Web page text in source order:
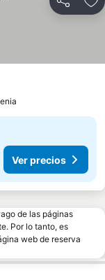
Compartir
Ver precios
de las páginas
Por lo tanto, es
web de reserva